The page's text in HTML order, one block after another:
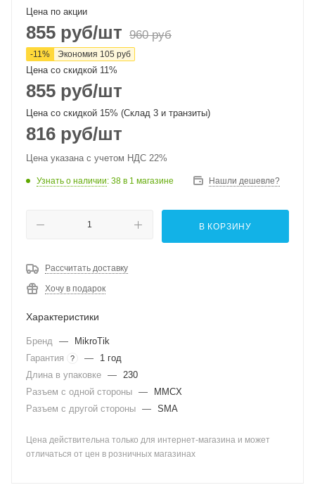
Цена по акции
855 руб/шт 960руб
-11% Экономия 105 руб
Цена со скидкой 11%
855 руб/шт
Цена со скидкой 15% (Склад 3 и транзиты)
816 руб/шт
Цена указана с учетом НДС 22%
Узнать о наличии: 38 в 1 магазине Нашли дешевле?
В КОРЗИНУ
Рассчитать доставку
Хочу в подарок
Характеристики
Бренд —
MikroTik
Гарантия
? —
1 год
Длина в упаковке — 230
Разъем с одной стороны —
MMCX
Разъем с другой стороны — SMA
Цена действительна только для интернет-магазина и может
отличаться от цен в розничных магазинах